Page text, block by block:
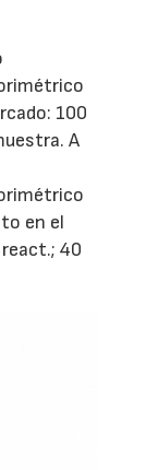
100
A
en el
40